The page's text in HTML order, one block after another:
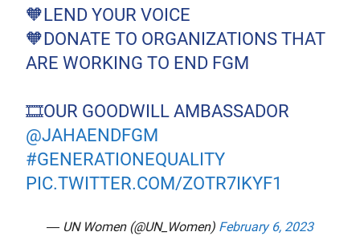
🧡LEND YOUR VOICE
🧡DONATE TO ORGANIZATIONS THAT
ARE WORKING TO END FGM
🎞️OUR GOODWILL AMBASSADOR
@JAHAENDFGM
#GENERATIONEQUALITY
PIC.TWITTER.COM/ZOTR7IKYF1
— UN Women (@UN_Women) February 6, 2023